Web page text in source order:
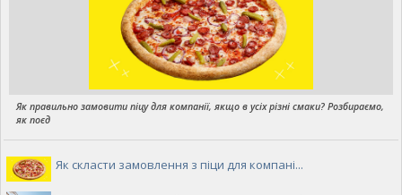
Як правильно замовити піцу для компанії, якщо в усіх різні смаки? Розбираємо,
як поєд
Як скласти замовлення з піци для компані...